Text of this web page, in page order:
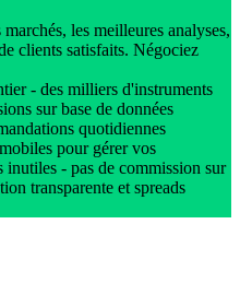
les meilleures analyses,
clients satisfaits. Négociez
- des milliers d'instruments
sur base de données
quotidiennes
pour gérer vos
inutiles - pas de commission sur
transparente et spreads